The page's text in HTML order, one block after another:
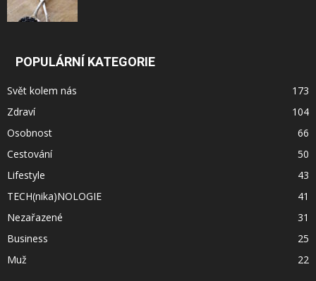
POPULÁRNÍ KATEGORIE
Svět kolem nás
173
Zdraví
104
Osobnost
66
Cestování
50
Lifestyle
43
TECH(nika)NOLOGIE
41
Nezařazené
31
Business
25
Muž
22